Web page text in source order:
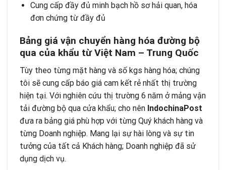
Cung cấp đầy đủ minh bạch hồ sơ hải quan, hóa
đơn chứng từ đầy đủ
Bảng giá vận chuyển hàng hóa đường bộ
qua của khẩu từ Việt Nam – Trung Quốc
Tùy theo từng mặt hàng và số kgs hàng hóa; chúng
tôi sẽ cung cấp báo giá cam kết rẻ nhất thị trường
hiện tại. Với nghiên cứu thị trường 6 năm ở mảng vận
tải đường bộ qua cửa khẩu; cho nên IndochinaPost
đưa ra bảng giá phù hợp với từng Quý khách hàng và
từng Doanh nghiệp. Mang lại sự hài lòng và sự tin
tưởng của tất cả Khách hàng; Doanh nghiệp đã sử
dụng dịch vụ.